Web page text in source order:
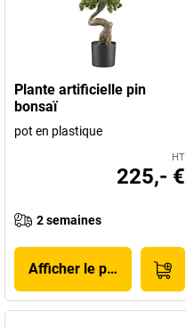
Plante artificielle pin
bonsaï
pot en plastique
HT
225,- €
2 semaines
Afficher le produit